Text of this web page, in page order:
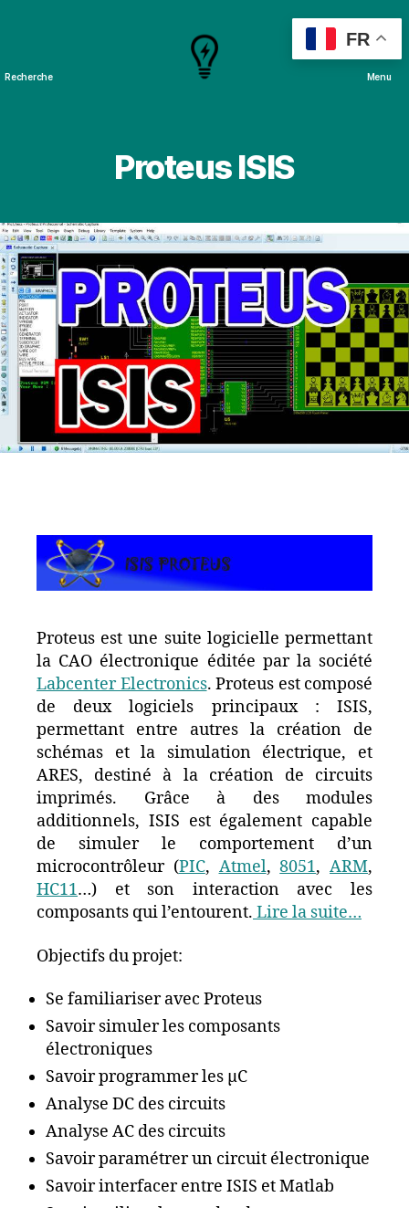
Recherche Menu
Proteus ISIS
Proteus est une suite logicielle permettant
la CAO électronique éditée par la société
Labcenter Electronics. Proteus est composé
de deux logiciels principaux : ISIS,
permettant entre autres la création de
schémas et la simulation électrique, et
ARES, destiné à la création de circuits
imprimés. Grâce à des modules
additionnels, ISIS est également capable
de simuler le comportement d’un
microcontrôleur (PIC, Atmel,8051, ARM,
HC11…) et son interaction avec les
composants qui l’entourent. Lire la suite…
Objectifs du projet:
Se familiariser avec Proteus
Savoir simuler les composants
électroniques
Savoir programmer les µC
Analyse DC des circuits
Analyse AC des circuits
Savoir paramétrer un circuit électronique
Savoir interfacer entre ISIS et Matlab
FR